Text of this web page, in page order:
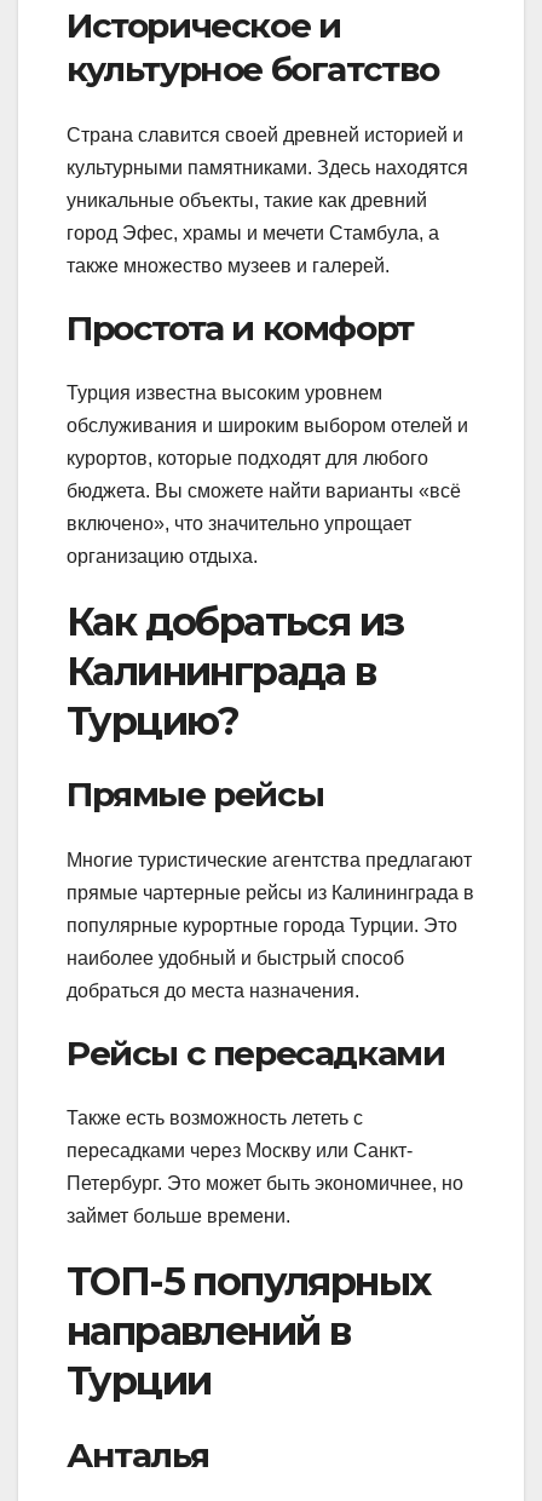
Историческое и
культурное богатство
Страна славится своей древней историей и
культурными памятниками. Здесь находятся
уникальные объекты, такие как древний
город Эфес, храмы и мечети Стамбула, а
также множество музеев и галерей.
Простота и комфорт
Турция известна высоким уровнем
обслуживания и широким выбором отелей и
курортов, которые подходят для любого
бюджета. Вы сможете найти варианты «всё
включено», что значительно упрощает
организацию отдыха.
Как добраться из
Калининграда в
Турцию?
Прямые рейсы
Многие туристические агентства предлагают
прямые чартерные рейсы из Калининграда в
популярные курортные города Турции. Это
наиболее удобный и быстрый способ
добраться до места назначения.
Рейсы с пересадками
Также есть возможность лететь с
пересадками через Москву или Санкт-
Петербург. Это может быть экономичнее, но
займет больше времени.
ТОП-5 популярных
направлений в
Турции
Анталья